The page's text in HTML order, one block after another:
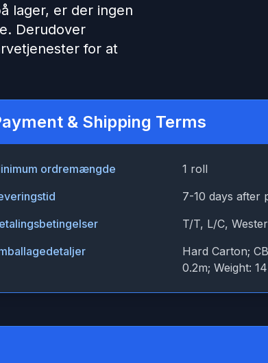
lager, er der ingen
Derudover
for at
& Shipping Terms
ordremængde
1 roll
7-10 days after
T/T, L/C,
Hard Carton;
0.2m; Weight: